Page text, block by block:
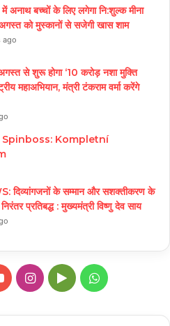
में अनाथ बच्चों के लिए लगेगा नि:शुल्क मीना
को मुस्कानों से सजेगी खास शाम
ago
से शुरू होगा ‘10 करोड़ नशा मुक्ति
महाअभियान, मंत्री टंकराम वर्मा करेंगे
Kompletní
दिव्यांगजनों के सम्मान और सशक्तीकरण के
प्रतिबद्ध : मुख्यमंत्री विष्णु देव साय
YouTubeInstagram
GoogleWhatsApp